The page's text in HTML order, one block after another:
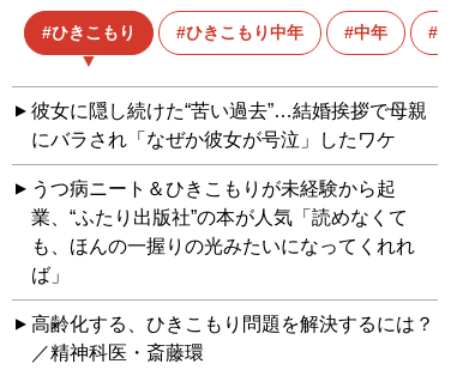
ひきこもり ひきこもり中年 中年
彼女に隠し続けた“苦い過去”…結婚挨拶で母親
にバラされ「なぜか彼女が号泣」したワケ
うつ病ニート＆ひきこもりが未経験から起
業、“ふたり出版社”の本が人気「読めなくて
も、ほんの一握りの光みたいになってくれれ
ば」
高齢化する、ひきこもり問題を解決するには？
／精神科医・斎藤環